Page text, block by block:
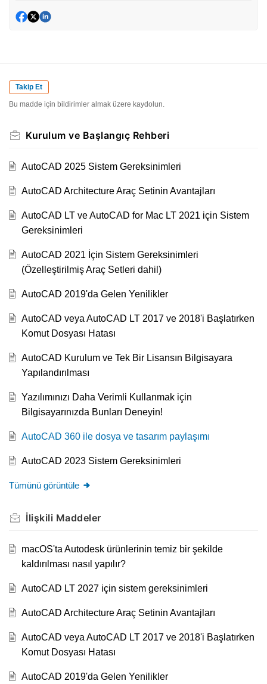
Takip Et
Bu madde için bildirimler almak üzere kaydolun.
Kurulum ve Başlangıç Rehberi
AutoCAD 2025 Sistem Gereksinimleri
AutoCAD Architecture Araç Setinin Avantajları
AutoCAD LT ve AutoCAD for Mac LT 2021 için Sistem
Gereksinimleri
AutoCAD 2021 İçin Sistem Gereksinimleri
(Özelleştirilmiş Araç Setleri dahil)
AutoCAD 2019'da Gelen Yenilikler
AutoCAD veya AutoCAD LT 2017 ve 2018'i Başlatırken
Komut Dosyası Hatası
AutoCAD Kurulum ve Tek Bir Lisansın Bilgisayara
Yapılandırılması
Yazılımınızı Daha Verimli Kullanmak için
Bilgisayarınızda Bunları Deneyin!
AutoCAD 360 ile dosya ve tasarım paylaşımı
AutoCAD 2023 Sistem Gereksinimleri
Tümünü görüntüle
İlişkili Maddeler
macOS'ta Autodesk ürünlerinin temiz bir şekilde
kaldırılması nasıl yapılır?
AutoCAD LT 2027 için sistem gereksinimleri
AutoCAD Architecture Araç Setinin Avantajları
AutoCAD veya AutoCAD LT 2017 ve 2018'i Başlatırken
Komut Dosyası Hatası
AutoCAD 2019'da Gelen Yenilikler